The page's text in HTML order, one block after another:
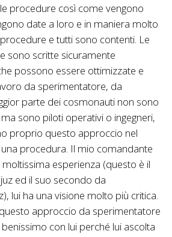
procedure così come vengono
date a loro e in maniera molto
e tutti sono contenti. Le
sono scritte sicuramente
possono essere ottimizzate e
da sperimentatore, da
parte dei cosmonauti non sono
sono piloti operativi o ingegneri,
proprio questo approccio nel
procedura. Il mio comandante
esperienza (questo è il
ed il suo secondo da
lui ha una visione molto più critica.
approccio da sperimentatore
con lui perché lui ascolta